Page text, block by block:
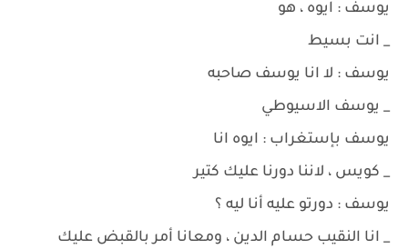
يوسف : ايوه ، هو
_ انت بسيط
يوسف : لا انا يوسف صاحبه
_ يوسف الاسيوطي
يوسف بإستغراب : ايوه انا
_ كويس ، لاننا دورنا عليك كتير
يوسف : دورتو عليه أنا ليه ؟
_ انا النقيب حسام الدين ، ومعانا أمر بالقبض عليك